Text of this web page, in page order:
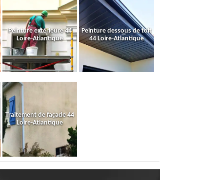
Peinture extérieure 44
Loire-Atlantique
Peinture dessous de toit
44 Loire-Atlantique
Traitement de façade 44
Loire-Atlantique